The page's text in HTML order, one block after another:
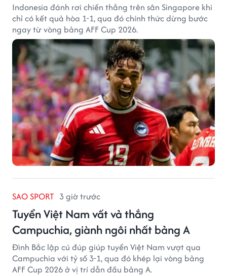
Indonesia đánh rơi chiến thắng trên sân Singapore khi
chỉ có kết quả hòa 1-1, qua đó chính thức dừng bước
ngay từ vòng bảng AFF Cup 2026.
SAO SPORT 3 giờ trước
Tuyển Việt Nam vất vả thắng
Campuchia, giành ngôi nhất bảng A
Đình Bắc lập cú đúp giúp tuyển Việt Nam vượt qua
Campuchia với tỷ số 3-1, qua đó khép lại vòng bảng
AFF Cup 2026 ở vị trí dẫn đầu bảng A.